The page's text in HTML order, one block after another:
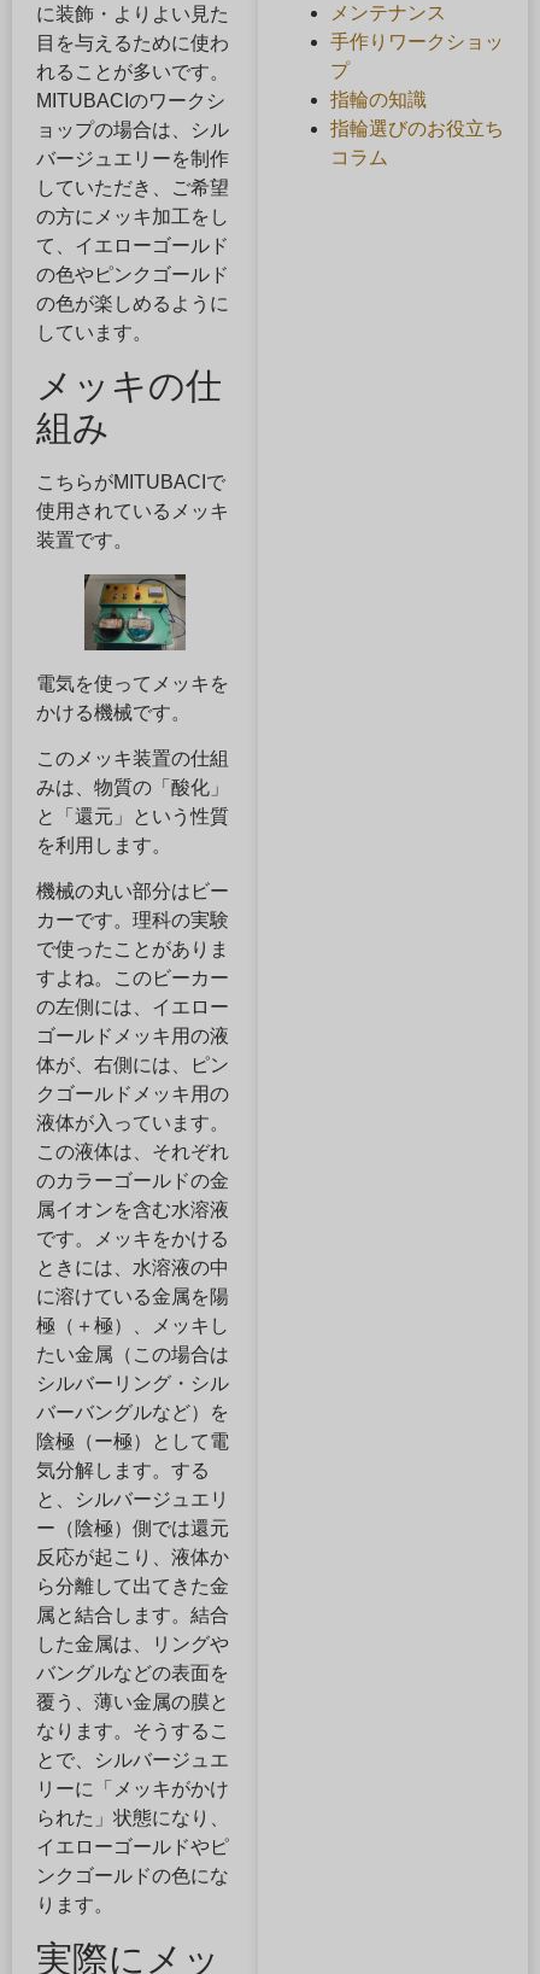
に装飾・よりよい見た
目を与えるために使わ
れることが多いです。
MITUBACIのワークシ
ョップの場合は、シル
バージュエリーを制作
していただき、ご希望
の方にメッキ加工をし
て、イエローゴールド
の色やピンクゴールド
の色が楽しめるように
しています。
メッキの仕
組み
こちらがMITUBACIで
使用されているメッキ
装置です。
電気を使ってメッキを
かける機械です。
このメッキ装置の仕組
みは、物質の「酸化」
と「還元」という性質
を利用します。
機械の丸い部分はビー
カーです。理科の実験
で使ったことがありま
すよね。このビーカー
の左側には、イエロー
ゴールドメッキ用の液
体が、右側には、ピン
クゴールドメッキ用の
液体が入っています。
この液体は、それぞれ
のカラーゴールドの金
属イオンを含む水溶液
です。メッキをかける
ときには、水溶液の中
に溶けている金属を陽
極（＋極）、メッキし
たい金属（この場合は
シルバーリング・シル
バーバングルなど）を
陰極（ー極）として電
気分解します。する
と、シルバージュエリ
ー（陰極）側では還元
反応が起こり、液体か
ら分離して出てきた金
属と結合します。結合
した金属は、リングや
バングルなどの表面を
覆う、薄い金属の膜と
なります。そうするこ
とで、シルバージュエ
リーに「メッキがかけ
られた」状態になり、
イエローゴールドやピ
ンクゴールドの色にな
ります。
実際にメッ
メンテナンス
手作りワークショッ
プ
指輪の知識
指輪選びのお役立ち
コラム